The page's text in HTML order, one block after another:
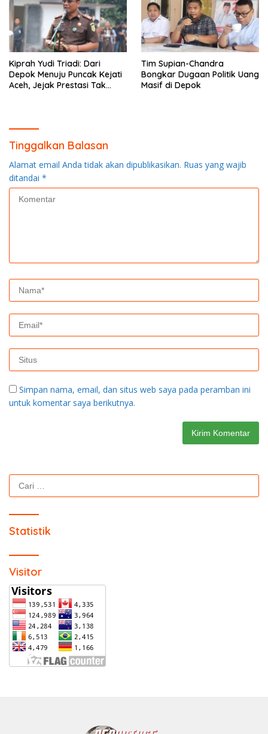
Kiprah Yudi Triadi: Dari
Depok Menuju Puncak Kejati
Aceh, Jejak Prestasi Tak
Tim Supian-Chandra
Bongkar Dugaan Politik Uang
Masif di Depok
Tinggalkan Balasan
Alamat email Anda tidak akan dipublikasikan. Ruas yang wajib
ditandai *
Simpan nama, email, dan situs web saya pada peramban ini
untuk komentar saya berikutnya.
Cari
untuk:
Statistik
Visitor